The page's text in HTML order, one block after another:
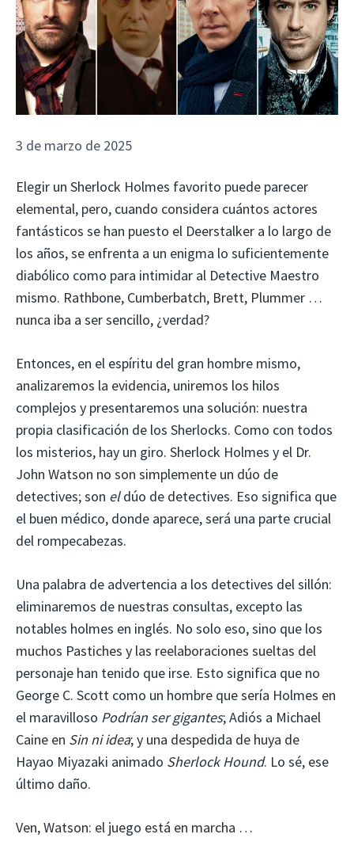
3 de marzo de 2025
Elegir un Sherlock Holmes favorito puede parecer
elemental, pero, cuando considera cuántos actores
fantásticos se han puesto el Deerstalker a lo largo de
los años, se enfrenta a un enigma lo suficientemente
diabólico como para intimidar al Detective Maestro
mismo. Rathbone, Cumberbatch, Brett, Plummer …
nunca iba a ser sencillo, ¿verdad?
Entonces, en el espíritu del gran hombre mismo,
analizaremos la evidencia, uniremos los hilos
complejos y presentaremos una solución: nuestra
propia clasificación de los Sherlocks. Como con todos
los misterios, hay un giro. Sherlock Holmes y el Dr.
John Watson no son simplemente un dúo de
detectives; son eldúo de detectives. Eso significa que
el buen médico, donde aparece, será una parte crucial
del rompecabezas.
Una palabra de advertencia a los detectives del sillón:
eliminaremos de nuestras consultas, excepto las
notables holmes en inglés. No solo eso, sino que los
muchos Pastiches y las reelaboraciones sueltas del
personaje han tenido que irse. Esto significa que no
George C. Scott como un hombre que sería Holmes en
el maravilloso Podrían ser gigantes; Adiós a Michael
Caine en Sin ni idea; y una despedida de huya de
Hayao Miyazaki animado Sherlock Hound. Lo sé, ese
último daño.
Ven, Watson: el juego está en marcha …